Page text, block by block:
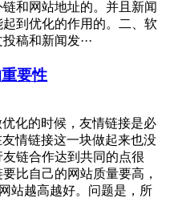
和网站地址的。并且新闻
到优化的作用的。二、软
稿和新闻发···
要性
化的时候，友情链接是必
情链接这一块做起来也没
链合作达到共同的点很
比自己的网站质量要高，
站越高越好。问题是，所